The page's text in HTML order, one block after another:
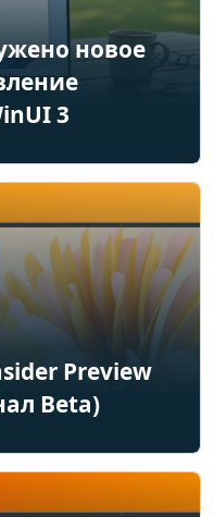
новое
3
Preview
Beta)